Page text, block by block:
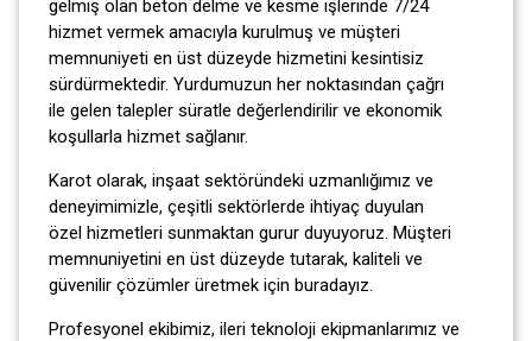
gelmiş olan beton delme ve kesme işlerinde 7/24
hizmet vermek amacıyla kurulmuş ve müşteri
memnuniyeti en üst düzeyde hizmetini kesintisiz
sürdürmektedir. Yurdumuzun her noktasından çağrı
ile gelen talepler süratle değerlendirilir ve ekonomik
koşullarla hizmet sağlanır.
Karot olarak, inşaat sektöründeki uzmanlığımız ve
deneyimimizle, çeşitli sektörlerde ihtiyaç duyulan
özel hizmetleri sunmaktan gurur duyuyoruz. Müşteri
memnuniyetini en üst düzeyde tutarak, kaliteli ve
güvenilir çözümler üretmek için buradayız.
Profesyonel ekibimiz, ileri teknoloji ekipmanlarımız ve